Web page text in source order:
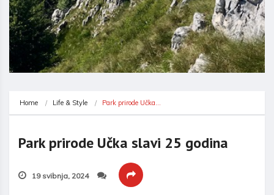
Home Life & Style Park prirode Učka…
Park prirode Učka slavi 25 godina
19 svibnja, 2024